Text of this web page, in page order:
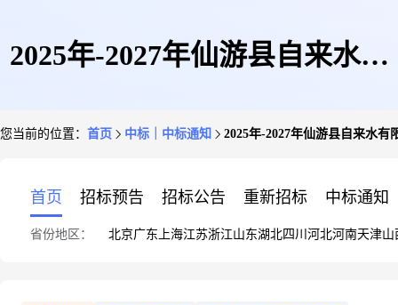
2025年-2027年仙游县自来水有
您当前的位置： 首页 中标｜中标通知 2025年-2027年仙游县自来水
首页 招标预告 招标公告 重新招标 中标通知
省份地区： 北京广东 上海江苏浙江山东湖北四川 河北河南天津山